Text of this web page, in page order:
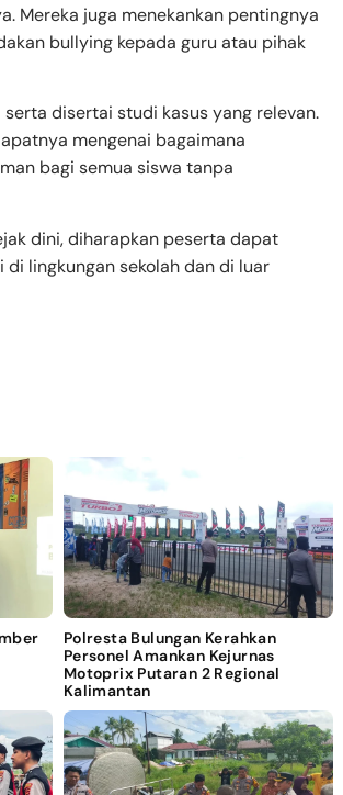
Mereka juga menekankan pentingnya
bullying kepada guru atau pihak
disertai studi kasus yang relevan.
mengenai bagaimana
bagi semua siswa tanpa
dini, diharapkan peserta dapat
lingkungan sekolah dan di luar
Polresta Bulungan Kerahkan
Personel Amankan Kejurnas
Motoprix Putaran 2 Regional
Kalimantan